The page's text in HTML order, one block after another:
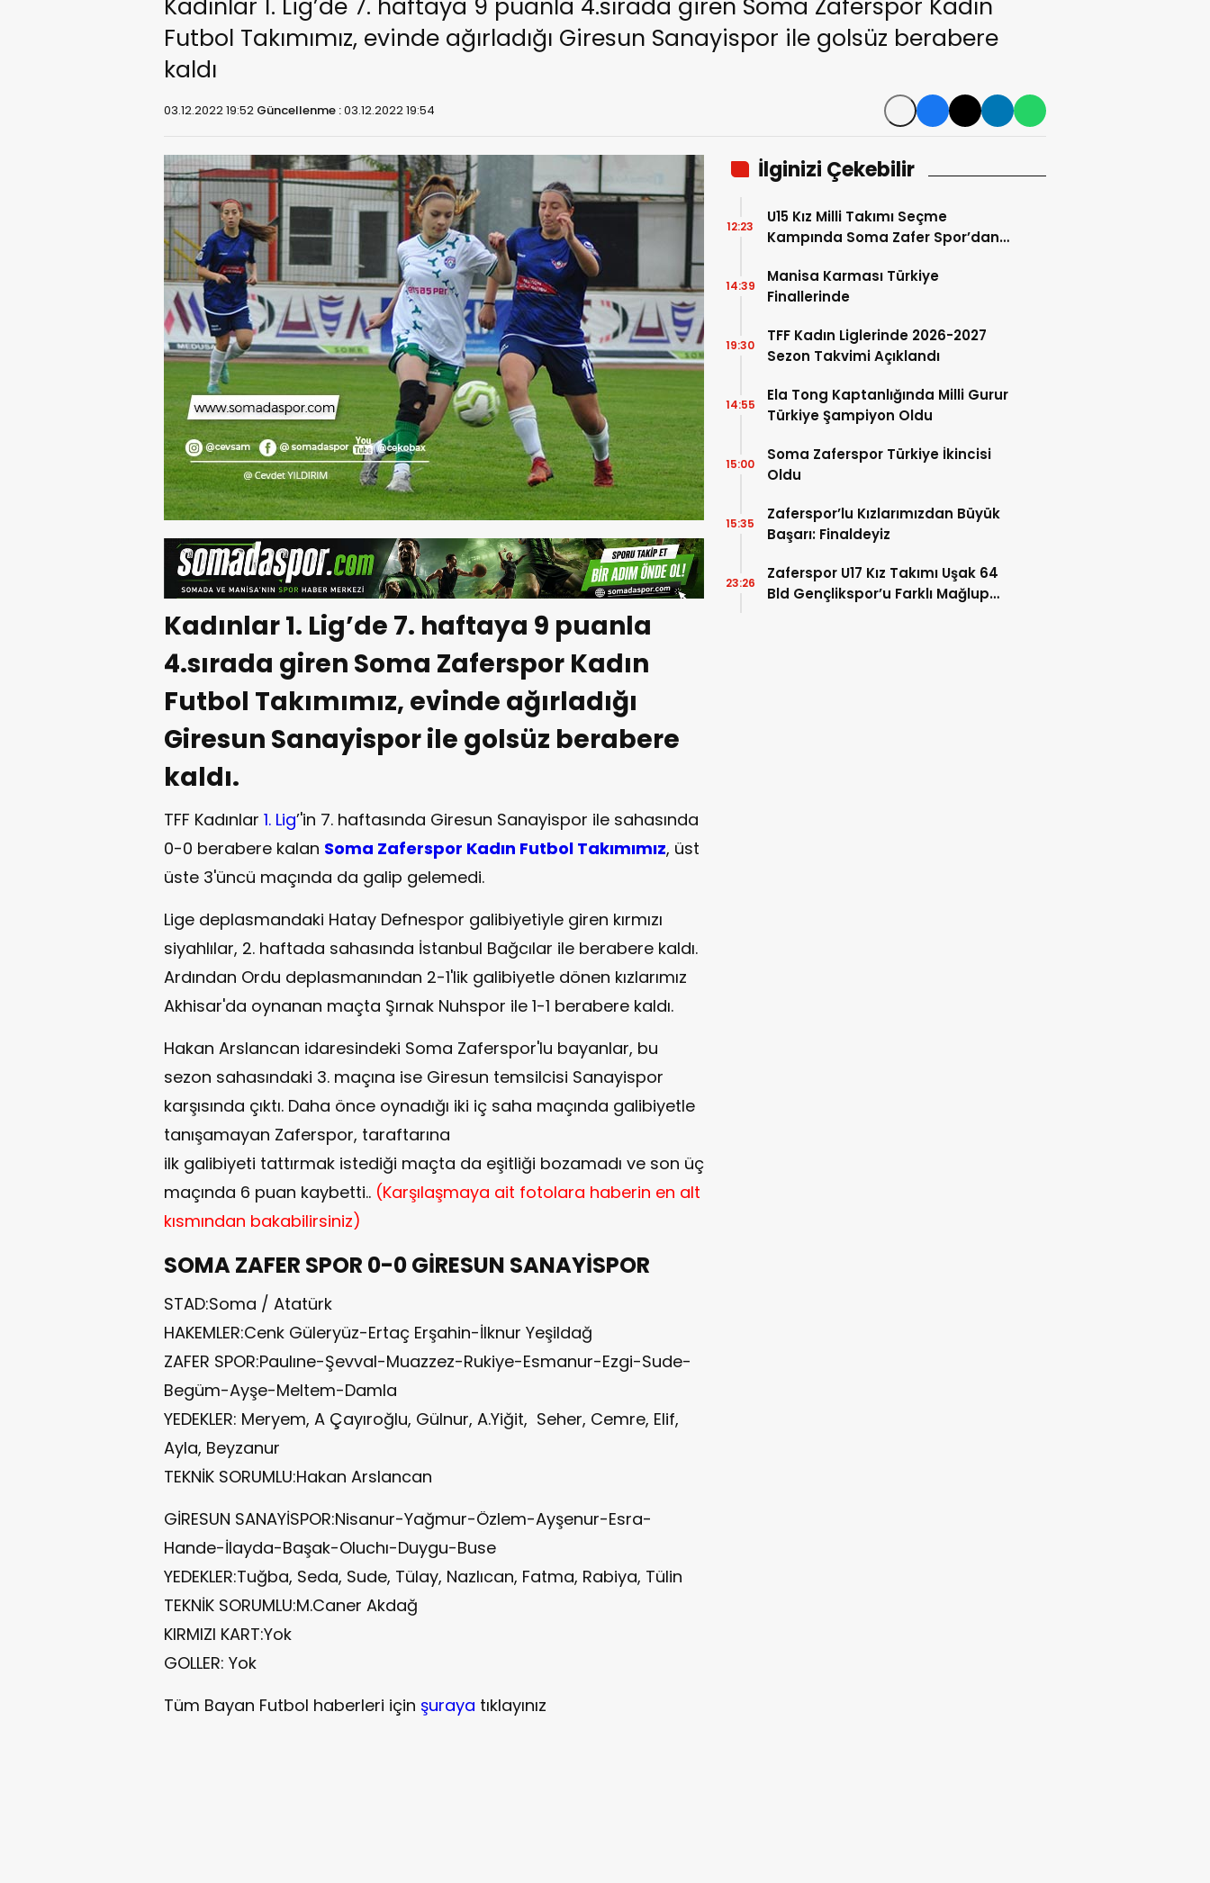
Kadınlar 1. Lig’de 7. haftaya 9 puanla 4.sırada giren Soma Zaferspor Kadın
Futbol Takımımız, evinde ağırladığı Giresun Sanayispor ile golsüz berabere
kaldı
03.12.2022 19:52 Güncellenme :03.12.2022 19:54
Kadınlar 1. Lig’de 7. haftaya 9 puanla
4.sırada giren Soma Zaferspor Kadın
Futbol Takımımız, evinde ağırladığı
Giresun Sanayispor ile golsüz berabere
kaldı.
TFF Kadınlar 1. Lig’'in 7. haftasında Giresun Sanayispor ile sahasında
0-0 berabere kalan Soma Zaferspor Kadın Futbol Takımımız, üst
üste 3'üncü maçında da galip gelemedi.
Lige deplasmandaki Hatay Defnespor galibiyetiyle giren kırmızı
siyahlılar, 2. haftada sahasında İstanbul Bağcılar ile berabere kaldı.
Ardından Ordu deplasmanından 2-1'lik galibiyetle dönen kızlarımız
Akhisar'da oynanan maçta Şırnak Nuhspor ile 1-1 berabere kaldı.
Hakan Arslancan idaresindeki Soma Zaferspor'lu bayanlar, bu
sezon sahasındaki 3. maçına ise Giresun temsilcisi Sanayispor
karşısında çıktı. Daha önce oynadığı iki iç saha maçında galibiyetle
tanışamayan Zaferspor, taraftarına
ilk galibiyeti tattırmak istediği maçta da eşitliği bozamadı ve son üç
maçında 6 puan kaybetti.. (Karşılaşmaya ait fotolara haberin en alt
kısmından bakabilirsiniz)
SOMA ZAFER SPOR 0-0 GİRESUN SANAYİSPOR
STAD:Soma / Atatürk
HAKEMLER:Cenk Güleryüz-Ertaç Erşahin-İlknur Yeşildağ
ZAFER SPOR:Paulıne-Şevval-Muazzez-Rukiye-Esmanur-Ezgi-Sude-
Begüm-Ayşe-Meltem-Damla
YEDEKLER: Meryem, A Çayıroğlu, Gülnur, A.Yiğit, Seher, Cemre, Elif,
Ayla, Beyzanur
TEKNİK SORUMLU:Hakan Arslancan
GİRESUN SANAYİSPOR:Nisanur-Yağmur-Özlem-Ayşenur-Esra-
Hande-İlayda-Başak-Oluchı-Duygu-Buse
YEDEKLER:Tuğba, Seda, Sude, Tülay, Nazlıcan, Fatma, Rabiya, Tülin
TEKNİK SORUMLU:M.Caner Akdağ
KIRMIZI KART:Yok
GOLLER: Yok
Tüm Bayan Futbol haberleri için şuraya tıklayınız
İlginizi Çekebilir
U15 Kız Milli Takımı Seçme
Kampında Soma Zafer Spor’dan
12:23
Manisa Karması Türkiye
Finallerinde
14:39
TFF Kadın Liglerinde 2026-2027
Sezon Takvimi Açıklandı
19:30
Ela Tong Kaptanlığında Milli Gurur
Türkiye Şampiyon Oldu
14:55
Soma Zaferspor Türkiye İkincisi
Oldu
15:00
Zaferspor’lu Kızlarımızdan Büyük
Başarı: Finaldeyiz
15:35
Zaferspor U17 Kız Takımı Uşak 64
Bld Gençlikspor’u Farklı Mağlup
23:26